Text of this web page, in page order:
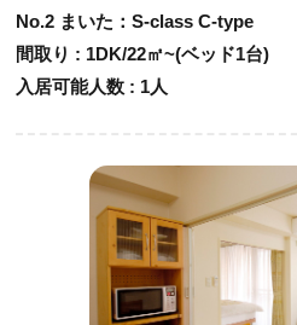
No.2 まいた：S-class C-type
間取り : 1DK/22㎡~(ベッド1台)
入居可能人数 : 1人